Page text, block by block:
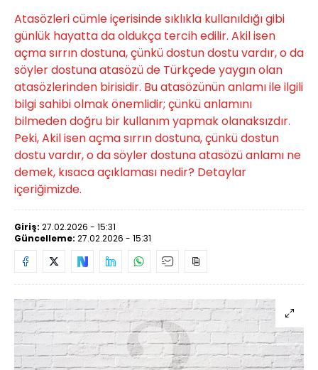
Atasözleri cümle içerisinde sıklıkla kullanıldığı gibi
günlük hayatta da oldukça tercih edilir. Akil isen
açma sırrın dostuna, çünkü dostun dostu vardır, o da
söyler dostuna atasözü de Türkçede yaygın olan
atasözlerinden birisidir. Bu atasözünün anlamı ile ilgili
bilgi sahibi olmak önemlidir; çünkü anlamını
bilmeden doğru bir kullanım yapmak olanaksızdır.
Peki, Akil isen açma sırrın dostuna, çünkü dostun
dostu vardır, o da söyler dostuna atasözü anlamı ne
demek, kısaca açıklaması nedir? Detaylar
içeriğimizde.
Giriş: 27.02.2026 - 15:31
Güncelleme: 27.02.2026 - 15:31